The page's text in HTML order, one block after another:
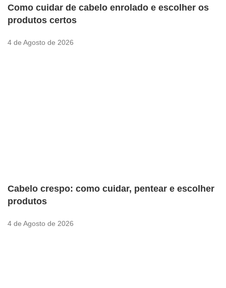
Como cuidar de cabelo enrolado e escolher os
produtos certos
4 de Agosto de 2026
Cabelo crespo: como cuidar, pentear e escolher
produtos
4 de Agosto de 2026